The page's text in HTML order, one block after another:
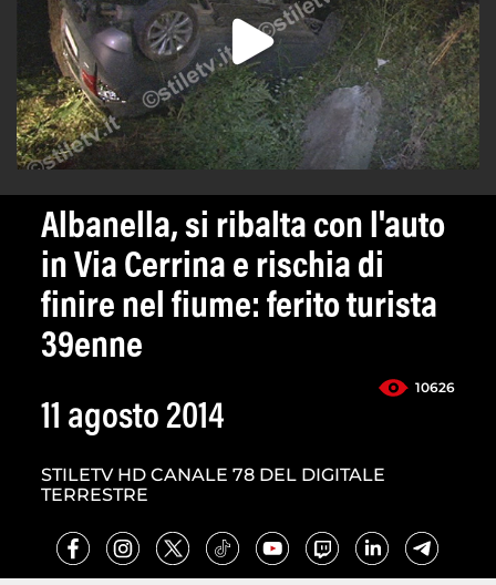
Albanella, si ribalta con l'auto
in Via Cerrina e rischia di
finire nel fiume: ferito turista
39enne
10626
11 agosto 2014
STILETV HD CANALE 78 DEL DIGITALE
TERRESTRE